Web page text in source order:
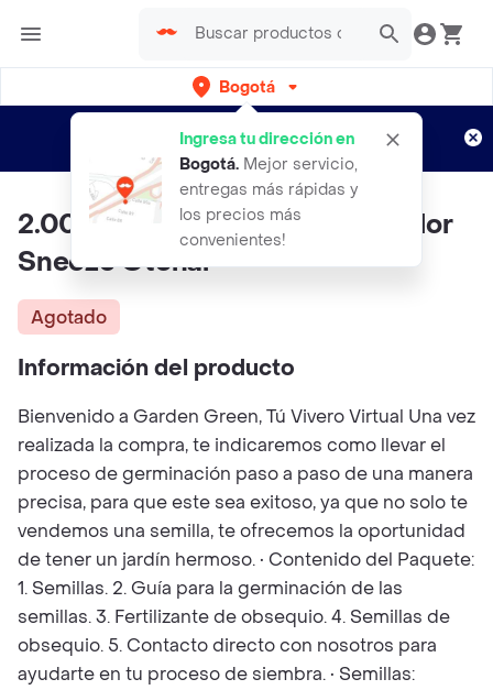
Bogotá
Ingresa tu dirección en
Bogotá. Mejor servicio,
entregas más rápidas y
los precios más
convenientes!
envíos gratis por semanas
Aplican TyC
2.000 Semillas Orgánicas De Flor
Sneeze Otoñal
Agotado
Información del producto
Bienvenido a Garden Green, Tú Vivero Virtual Una vez
realizada la compra, te indicaremos como llevar el
proceso de germinación paso a paso de una manera
precisa, para que este sea exitoso, ya que no solo te
vendemos una semilla, te ofrecemos la oportunidad
de tener un jardín hermoso. • Contenido del Paquete:
1. Semillas. 2. Guía para la germinación de las
semillas. 3. Fertilizante de obsequio. 4. Semillas de
obsequio. 5. Contacto directo con nosotros para
ayudarte en tu proceso de siembra. • Semillas: